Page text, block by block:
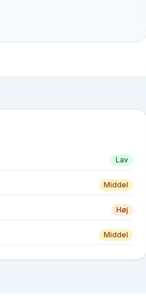
Lav
Middel
Høj
Middel